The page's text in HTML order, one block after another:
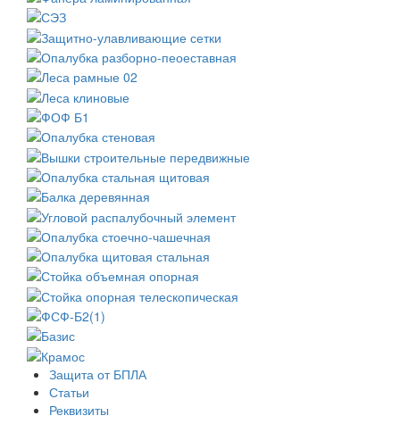
Защита от БПЛА
Статьи
Реквизиты